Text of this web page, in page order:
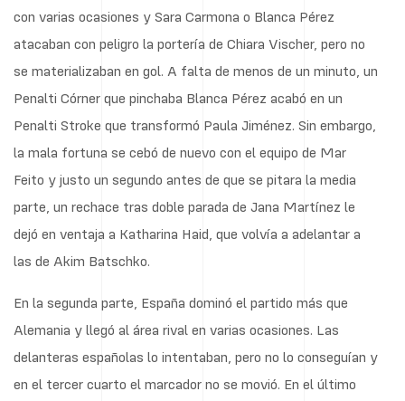
con varias ocasiones y Sara Carmona o Blanca Pérez
atacaban con peligro la portería de Chiara Vischer, pero no
se materializaban en gol. A falta de menos de un minuto, un
Penalti Córner que pinchaba Blanca Pérez acabó en un
Penalti Stroke que transformó Paula Jiménez. Sin embargo,
la mala fortuna se cebó de nuevo con el equipo de Mar
Feito y justo un segundo antes de que se pitara la media
parte, un rechace tras doble parada de Jana Martínez le
dejó en ventaja a Katharina Haid, que volvía a adelantar a
las de Akim Batschko.
En la segunda parte, España dominó el partido más que
Alemania y llegó al área rival en varias ocasiones. Las
delanteras españolas lo intentaban, pero no lo conseguían y
en el tercer cuarto el marcador no se movió. En el último